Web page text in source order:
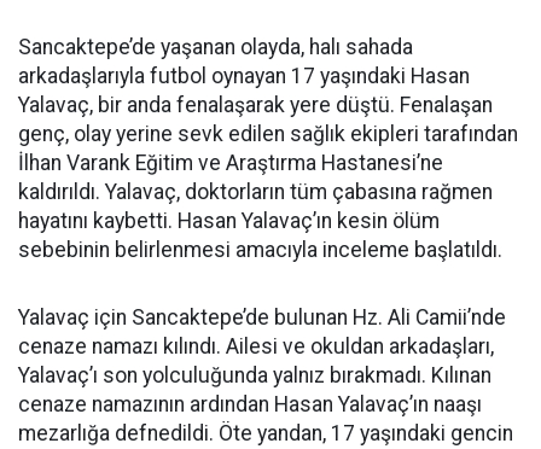
Sancaktepe’de yaşanan olayda, halı sahada
arkadaşlarıyla futbol oynayan 17 yaşındaki Hasan
Yalavaç, bir anda fenalaşarak yere düştü. Fenalaşan
genç, olay yerine sevk edilen sağlık ekipleri tarafından
İlhan Varank Eğitim ve Araştırma Hastanesi’ne
kaldırıldı. Yalavaç, doktorların tüm çabasına rağmen
hayatını kaybetti. Hasan Yalavaç’ın kesin ölüm
sebebinin belirlenmesi amacıyla inceleme başlatıldı.
Yalavaç için Sancaktepe’de bulunan Hz. Ali Camii’nde
cenaze namazı kılındı. Ailesi ve okuldan arkadaşları,
Yalavaç’ı son yolculuğunda yalnız bırakmadı. Kılınan
cenaze namazının ardından Hasan Yalavaç’ın naaşı
mezarlığa defnedildi. Öte yandan, 17 yaşındaki gencin